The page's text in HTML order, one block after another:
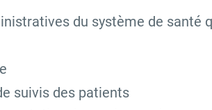
du système de santé
suivis des patients